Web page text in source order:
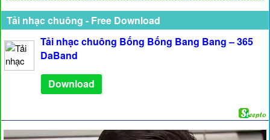
Tải nhạc chuông - Free Download
Tải nhạc chuông Bống Bống Bang Bang – 365
DaBand
Download